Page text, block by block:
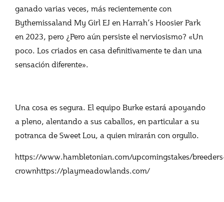
ganado varias veces, más recientemente con
Bythemissaland My Girl EJ en Harrah’s Hoosier Park
en 2023, pero ¿Pero aún persiste el nerviosismo? «Un
poco. Los criados en casa definitivamente te dan una
sensación diferente».
Una cosa es segura. El equipo Burke estará apoyando
a pleno, alentando a sus caballos, en particular a su
potranca de Sweet Lou, a quien mirarán con orgullo.
https://www.hambletonian.com/upcomingstakes/
crownhttps://playmeadowlands.com/